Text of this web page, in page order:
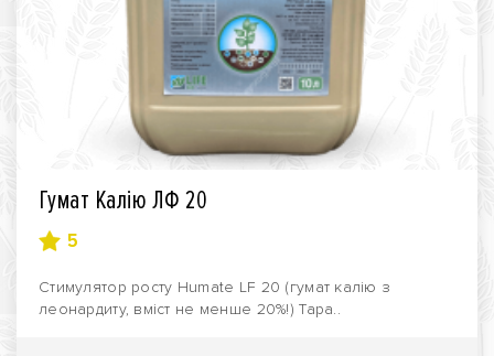
Гумат Калію ЛФ 20
5
Стимулятор росту Humate LF 20 (гумат калію з
леонардиту, вміст не менше 20%!) Тара..